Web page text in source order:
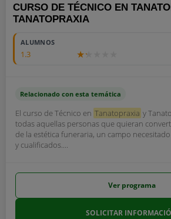
CURSO DE TÉCNICO EN
TANATOPRAXIA
ALUMNOS
1.3
Relacionado con esta temática
El curso de Técnico en Tanatopraxia y
todas aquellas personas que quieran
de la estética funeraria, un campo
y cualificados....
Ver programa
SOLICITAR